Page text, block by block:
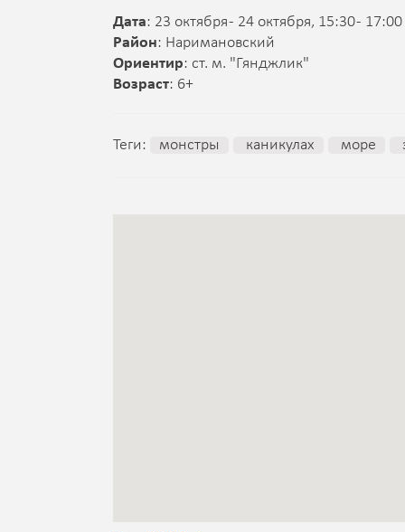
Дата: 23 октября - 24 октября, 15:30 - 17:00
Район: Наримановский
Ориентир: ст. м. "Гянджлик"
Возраст: 6+
Теги: монстры каникулах море